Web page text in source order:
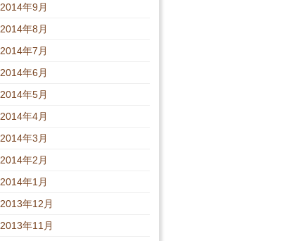
2014年9月
2014年8月
2014年7月
2014年6月
2014年5月
2014年4月
2014年3月
2014年2月
2014年1月
2013年12月
2013年11月